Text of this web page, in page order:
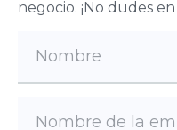
negocio. ¡No dudes